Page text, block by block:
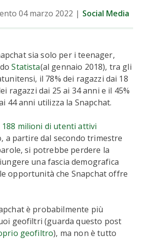
04 marzo 2022 | Social Media
sia solo per i teenager,
Statista(al gennaio 2018), tra gli
il 78% dei ragazzi dai 18
ragazzi dai 25 ai 34 anni e il 45%
44 anni utilizza la Snapchat.
188 milioni di utenti attivi
a partire dal secondo trimestre
si potrebbe perdere la
una fascia demografica
opportunità che Snapchat offre
è probabilmente più
geofiltri (guarda questo post
geofiltro), ma non è tutto